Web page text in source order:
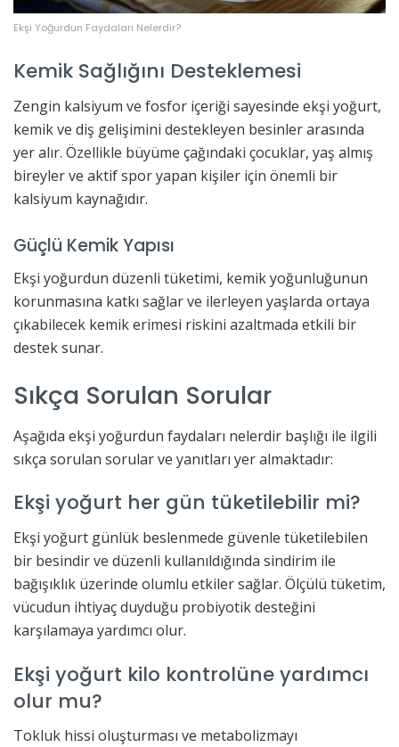
Ekşi Yoğurdun Faydaları Nelerdir?
Kemik Sağlığını Desteklemesi
Zengin kalsiyum ve fosfor içeriği sayesinde ekşi yoğurt,
kemik ve diş gelişimini destekleyen besinler arasında
yer alır. Özellikle büyüme çağındaki çocuklar, yaş almış
bireyler ve aktif spor yapan kişiler için önemli bir
kalsiyum kaynağıdır.
Güçlü Kemik Yapısı
Ekşi yoğurdun düzenli tüketimi, kemik yoğunluğunun
korunmasına katkı sağlar ve ilerleyen yaşlarda ortaya
çıkabilecek kemik erimesi riskini azaltmada etkili bir
destek sunar.
Sıkça Sorulan Sorular
Aşağıda ekşi yoğurdun faydaları nelerdir başlığı ile ilgili
sıkça sorulan sorular ve yanıtları yer almaktadır:
Ekşi yoğurt her gün tüketilebilir mi?
Ekşi yoğurt günlük beslenmede güvenle tüketilebilen
bir besindir ve düzenli kullanıldığında sindirim ile
bağışıklık üzerinde olumlu etkiler sağlar. Ölçülü tüketim,
vücudun ihtiyaç duyduğu probiyotik desteğini
karşılamaya yardımcı olur.
Ekşi yoğurt kilo kontrolüne yardımcı
olur mu?
Tokluk hissi oluşturması ve metabolizmayı